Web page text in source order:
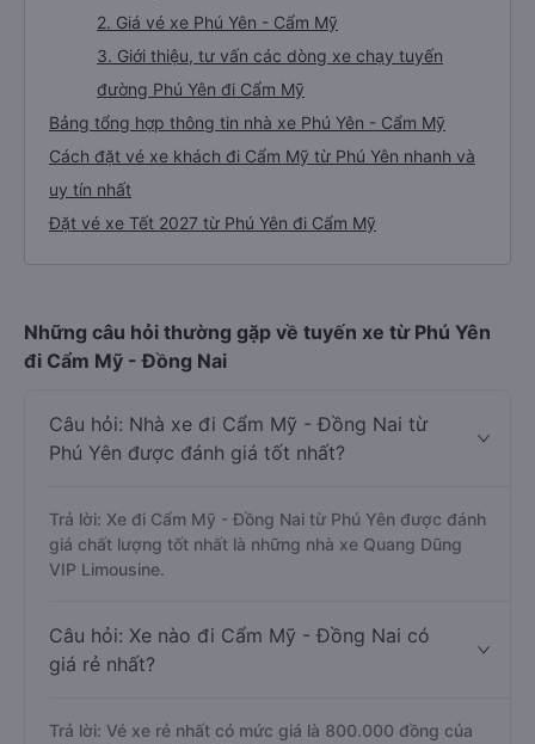
2. Giá vé xe Phú Yên - Cẩm Mỹ
3. Giới thiệu, tư vấn các dòng xe chạy tuyến
đường Phú Yên đi Cẩm Mỹ
Bảng tổng hợp thông tin nhà xe Phú Yên - Cẩm Mỹ
Cách đặt vé xe khách đi Cẩm Mỹ từ Phú Yên nhanh và
uy tín nhất
Đặt vé xe Tết 2027 từ Phú Yên đi Cẩm Mỹ
Những câu hỏi thường gặp về tuyến xe từ Phú Yên
đi Cẩm Mỹ - Đồng Nai
Câu hỏi: Nhà xe đi Cẩm Mỹ - Đồng Nai từ
Phú Yên được đánh giá tốt nhất?
Trả lời: Xe đi Cẩm Mỹ - Đồng Nai từ Phú Yên được đánh
giá chất lượng tốt nhất là những nhà xe Quang Dũng
VIP Limousine.
Câu hỏi: Xe nào đi Cẩm Mỹ - Đồng Nai có
giá rẻ nhất?
Trả lời: Vé xe rẻ nhất có mức giá là 800.000 đồng của